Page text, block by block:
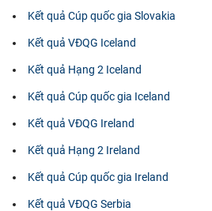
Kết quả Cúp quốc gia Slovakia
Kết quả VĐQG Iceland
Kết quả Hạng 2 Iceland
Kết quả Cúp quốc gia Iceland
Kết quả VĐQG Ireland
Kết quả Hạng 2 Ireland
Kết quả Cúp quốc gia Ireland
Kết quả VĐQG Serbia